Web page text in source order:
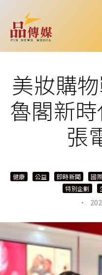
美妝購
魯閣新
張
健康 公益 即時新聞 國
特別企劃
·